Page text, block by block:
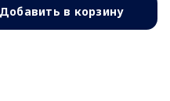
Добавить в корзину